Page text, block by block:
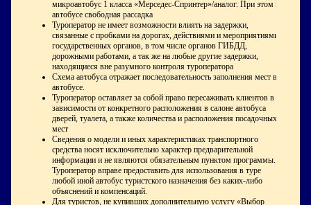
микроавтобус 1 класса «Мерседес-Спринтер»/аналог. При этом в
автобусе свободная рассадка
Туроператор не имеет возможности влиять на задержки,
связанные с пробками на дорогах, действиями и мероприятиями
государственных органов, в том числе органов ГИБДД,
дорожными работами, а так же на любые другие задержки,
находящиеся вне разумного контроля туроператора
Схема автобуса отражает последовательность заполнения мест в
автобусе.
Туроператор оставляет за собой право пересаживать клиентов в
зависимости от конкретного расположения в салоне автобуса
дверей, туалета, а также количества и расположения посадочных
мест
Сведения о модели и иных характеристиках транспортного
средства носят исключительно характер предварительной
информации и не являются обязательным пунктом программы.
Туроператор вправе предоставить для использования в туре
любой иной автобус туристского назначения без каких-либо
объяснений и компенсаций.
Для туристов, не купивших дополнительную услугу «Выбор